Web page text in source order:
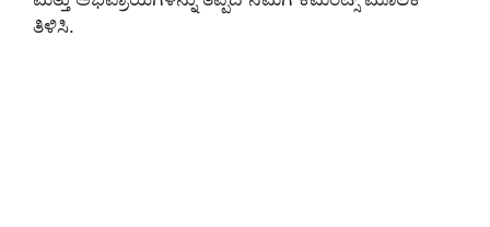
ತಿಳಿಸಿ.